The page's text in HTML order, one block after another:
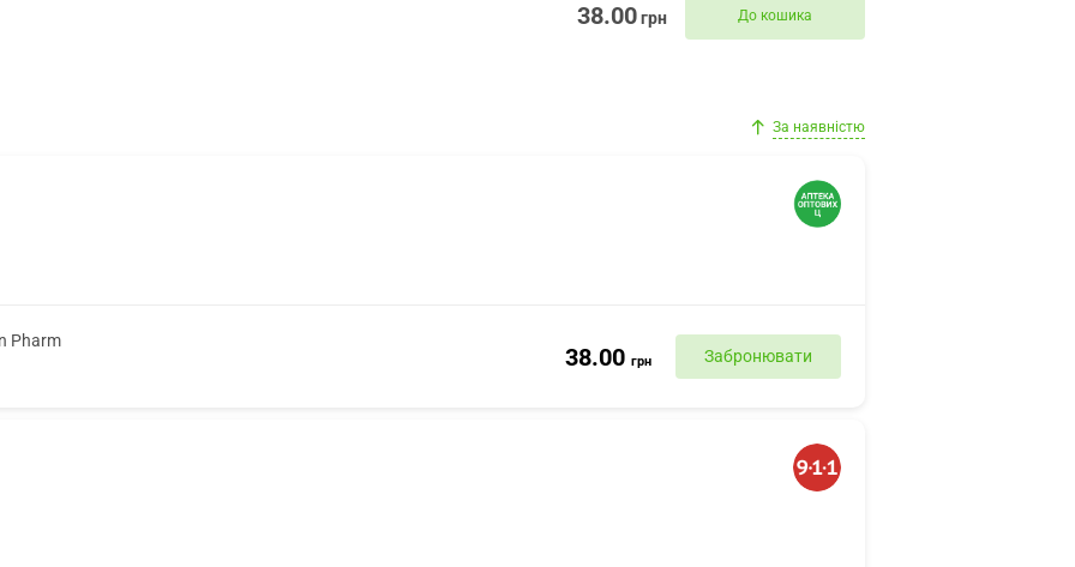
38.00грн До кошика
За наявністю
Pharm
38.00 грн Забронювати